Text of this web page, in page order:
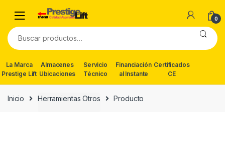
navigation
content
0
Buscar
por:
La Marca
Prestige Lift
Almacenes
Ubicaciones
Servicio
Técnico
Financiación
al Instante
Certificados
CE
Inicio Herramientas Otros Producto